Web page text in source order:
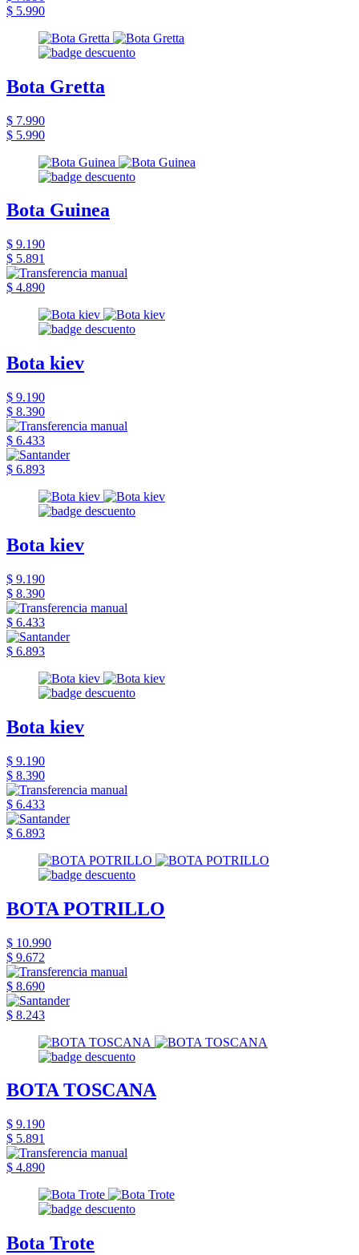
$ 5.990
Bota Gretta
$ 7.990
$ 5.990
Bota Guinea
$ 9.190
$ 5.891
$ 4.890
Bota kiev
$ 9.190
$ 8.390
$ 6.433
$ 6.893
Bota kiev
$ 9.190
$ 8.390
$ 6.433
$ 6.893
Bota kiev
$ 9.190
$ 8.390
$ 6.433
$ 6.893
BOTA POTRILLO
$ 10.990
$ 9.672
$ 8.690
$ 8.243
BOTA TOSCANA
$ 9.190
$ 5.891
$ 4.890
Bota Trote